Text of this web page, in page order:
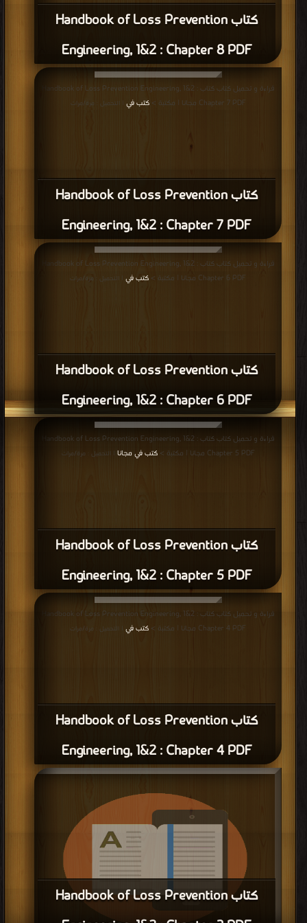
كتاب Handbook of Loss Prevention
Engineering, 1&2 : Chapter 8 PDF
كتاب Handbook of Loss Prevention
Engineering, 1&2 : Chapter 7 PDF
قراءة و تحميل كتاب كتاب Handbook of Loss Prevention Engineering, 1&2 :
Chapter 7 PDF مجانا | مكتبة >
كتب في | التحميل : مرة/مرات
كتاب Handbook of Loss Prevention
Engineering, 1&2 : Chapter 6 PDF
قراءة و تحميل كتاب كتاب Handbook of Loss Prevention Engineering, 1&2 :
Chapter 6 PDF مجانا | مكتبة >
كتب في | التحميل : مرة/مرات
كتاب Handbook of Loss Prevention
Engineering, 1&2 : Chapter 5 PDF
قراءة و تحميل كتاب كتاب Handbook of Loss Prevention Engineering, 1&2 :
Chapter 5 PDF مجانا | مكتبة >
كتب في مجانا | التحميل : مرة/مرات
كتاب Handbook of Loss Prevention
Engineering, 1&2 : Chapter 4 PDF
قراءة و تحميل كتاب كتاب Handbook of Loss Prevention Engineering, 1&2 :
Chapter 4 PDF مجانا | مكتبة >
كتب في | التحميل : مرة/مرات
كتاب Handbook of Loss Prevention